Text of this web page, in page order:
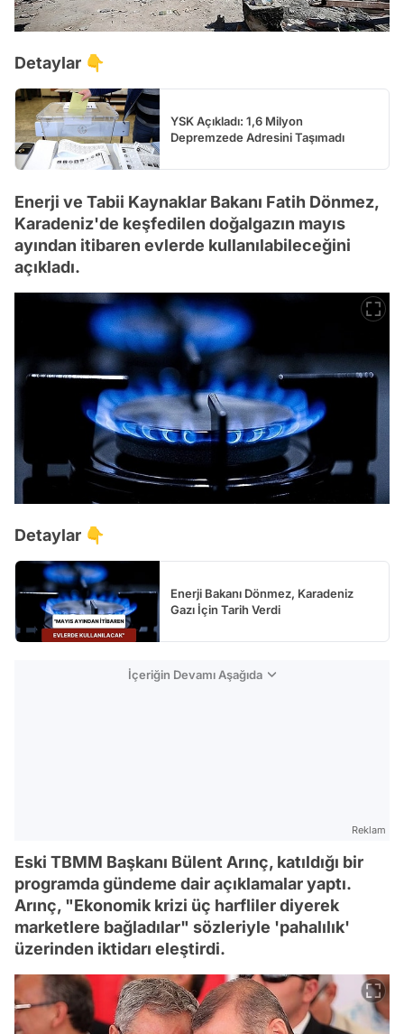
Detaylar 👇
YSK Açıkladı: 1,6 Milyon
Depremzede Adresini Taşımadı
Enerji ve Tabii Kaynaklar Bakanı Fatih Dönmez,
Karadeniz'de keşfedilen doğalgazın mayıs
ayından itibaren evlerde kullanılabileceğini
açıkladı.
Detaylar 👇
Enerji Bakanı Dönmez, Karadeniz
Gazı İçin Tarih Verdi
İçeriğin Devamı Aşağıda
Reklam
Eski TBMM Başkanı Bülent Arınç, katıldığı bir
programda gündeme dair açıklamalar yaptı.
Arınç, "Ekonomik krizi üç harfliler diyerek
marketlere bağladılar" sözleriyle 'pahalılık'
üzerinden iktidarı eleştirdi.